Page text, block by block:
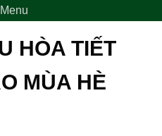
Menu
HÒA TIẾT
MÙA HÈ